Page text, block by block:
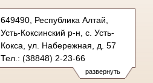
развернуть
649490, Республика Алтай,
Усть-Коксинский р-н, с. Усть-
Кокса, ул. Набережная, д. 57
Тел.: (38848) 2-23-66
ust-koksinsky.ralt@sudrf.ru